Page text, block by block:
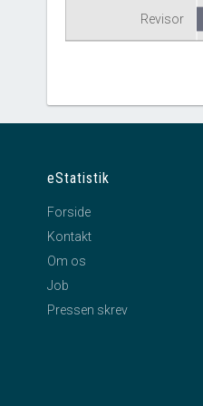
Revisor
eStatistik
Forside
Kontakt
Om os
Job
Pressen skrev